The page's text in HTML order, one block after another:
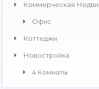
Коммерческая
Офис
Коттеджи
Новостройка
4 Комнаты